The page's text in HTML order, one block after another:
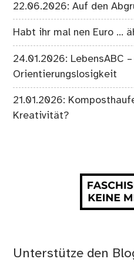
22.06.2026: Auf den
Habt ihr mal nen Euro …
24.01.2026: LebensABC
Orientierungslosigkeit
21.01.2026:
Kreativität?
Unterstütze den